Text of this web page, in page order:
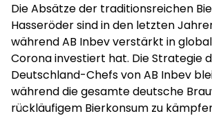
Die Absätze der traditionsreichen
Hasseröder sind in den letzten
während AB Inbev verstärkt in
Corona investiert hat. Die Strategie
Deutschland-Chefs von AB Inbev
während die gesamte deutsche
rückläufigem Bierkonsum zu